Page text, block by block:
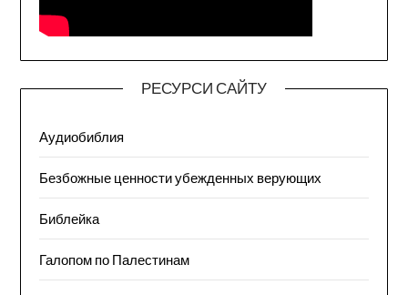
РЕСУРСИ САЙТУ
Аудиобиблия
Безбожные ценности убежденных верующих
Библейка
Галопом по Палестинам